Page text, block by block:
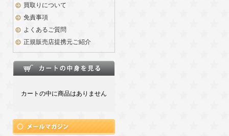
買取りについて
免責事項
よくあるご質問
正規販売店提携元ご紹介
カートの中に商品はありません